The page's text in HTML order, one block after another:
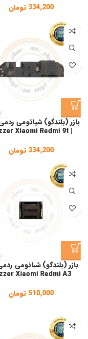
334,200 تومان
| Buzzer Xiaomi Redmi 9t
334,200 تومان
Xiaomi Redmi A3
510,000 تومان